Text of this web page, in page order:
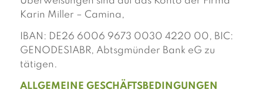
Karin Miller – Camina,
IBAN: DE26 6006 9673 0030 4220 00, BIC:
GENODES1ABR, Abtsgmünder Bank eG zu
tätigen.
ALLGEMEINE GESCHÄFTSBEDINGUNGEN